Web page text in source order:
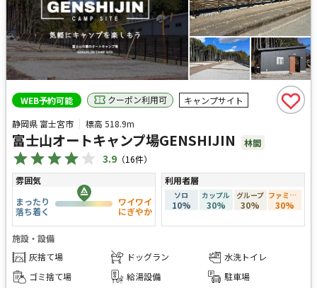
WEB予約可能 クーポン利用可
キャンプサイト
静岡県 富士宮市
標高518.9m
富士山オートキャンプ場GENSHIJIN 林間
3.9 （16件）
雰囲気
まったり
落ち着く
ワイワイ
にぎやか
利用者層
ソロ
10%
カップル
30%
グループ
30%
ファミリー
30%
施設・設備
灰捨て場
ドッグラン
水洗トイレ
ゴミ捨て場
給湯設備
駐車場